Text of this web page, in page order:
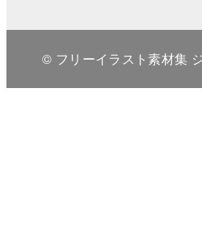
© フリーイラスト素材集